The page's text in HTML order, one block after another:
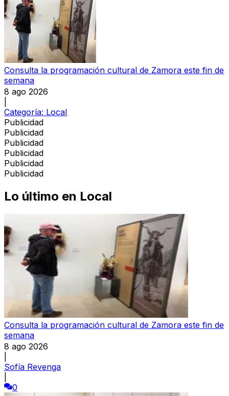
Consulta la programación cultural de Zamora este fin de
semana
8 ago 2026
Categoría: Local
Publicidad
Publicidad
Publicidad
Publicidad
Publicidad
Publicidad
Lo último en Local
Consulta la programación cultural de Zamora este fin de
semana
8 ago 2026
Sofía Revenga
0